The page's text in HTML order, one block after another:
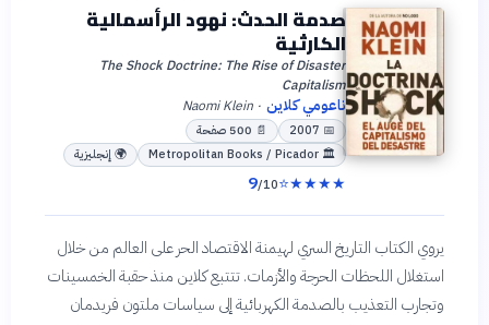
صدمة الحدث: نهود الرأسمالية
الكارثية
The Shock Doctrine: The Rise of Disaster
Capitalism
ناعومي كلاين ·
Naomi Klein
📅
2007
📄
500 صفحة
🏛
Metropolitan Books / Picador
🌍إنجليزية
★
★
★
★
⭐
9/10
يروي الكتاب التاريخ السري لهيمنة الاقتصاد الحر على العالم من خلال
استغلال اللحظات الحرجة والأزمات. تتتبع كلاين منذ حقبة الخمسينات
وتجارب التعذيب بالصدمة الكهربائية إلى سياسات ملتون فريدمان